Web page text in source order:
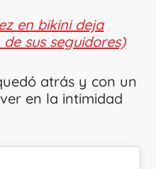
en bikini deja
sus seguidores)
atrás y con un
en la intimidad